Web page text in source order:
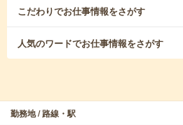
こだわりでお仕事情報をさがす
人気のワードでお仕事情報をさがす
勤務地 / 路線・駅